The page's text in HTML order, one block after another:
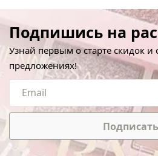
Подпишись на
Узнай первым о старте скидок и
предложениях!